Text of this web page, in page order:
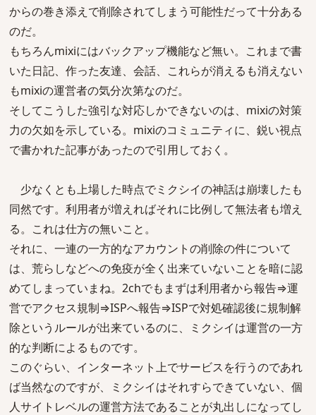
からの巻き添えで削除されてしまう可能性だって十分ある
のだ。
もちろんmixiにはバックアップ機能など無い。これまで書
いた日記、作った友達、会話、これらが消えるも消えない
もmixiの運営者の気分次第なのだ。
そしてこうした強引な対応しかできないのは、mixiの対策
力の欠如を示している。mixiのコミュニティに、鋭い視点
で書かれた記事があったので引用しておく。
少なくとも上場した時点でミクシイの神話は崩壊したも
同然です。利用者が増えればそれに比例して無法者も増え
る。これは仕方の無いこと。
それに、一連の一方的なアカウントの削除の件について
は、荒らしなどへの免疫が全く出来ていないことを暗に認
めてしまっていまね。2chでもまずは利用者から報告⇒運
営でアクセス規制⇒ISPへ報告⇒ISPで対処確認後に規制解
除というルールが出来ているのに、ミクシイは運営の一方
的な判断によるものです。
このぐらい、インターネット上でサービスを行うのであれ
ば当然なのですが、ミクシイはそれすらできていない、個
人サイトレベルの運営方法であることが丸出しになってし